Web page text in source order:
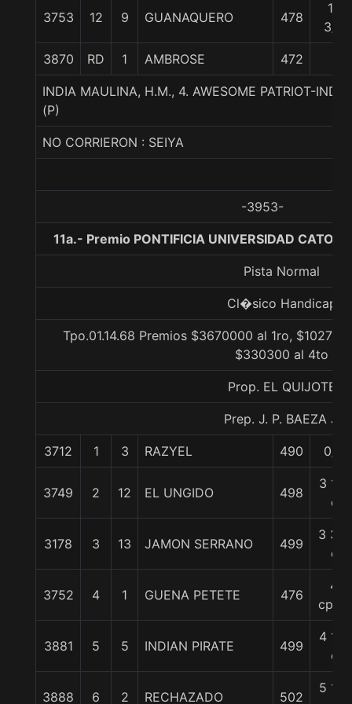
3753 12 9 GUANAQUERO 478
14
3/4
3870 RD 1 AMBROSE 472
INDIA MAULINA, H.M., 4. AWESOME PATRIOT-
(P)
NO CORRIERON : SEIYA
-3953-
11a.- Premio PONTIFICIA UNIVERSIDAD
Pista Normal
Cl�sico Handicap
Tpo.01.14.68 Premios $3670000 al 1ro,
$330300 al 4to
Prop. EL QUIJOTE
Prep. J. P. BAEZA J.
3712 1 3 RAZYEL 490 0/0
3749 2 12 EL UNGIDO 498
3 1/4
c
3178 3 13 JAMON SERRANO 499
3 3/4
c
3752 4 1 GUENA PETETE 476
4
cpos.
3881 5 5 INDIAN PIRATE 499
4 1/4
c
3888 6 2 RECHAZADO 502
5 1/2